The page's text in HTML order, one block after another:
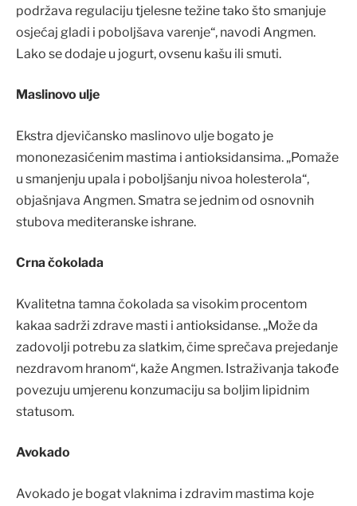
podržava regulaciju tjelesne težine tako što smanjuje
osjećaj gladi i poboljšava varenje“, navodi Angmen.
Lako se dodaje u jogurt, ovsenu kašu ili smuti.
Maslinovo ulje
Ekstra djevičansko maslinovo ulje bogato je
mononezasićenim mastima i antioksidansima. „Pomaže
u smanjenju upala i poboljšanju nivoa holesterola“,
objašnjava Angmen. Smatra se jednim od osnovnih
stubova mediteranske ishrane.
Crna čokolada
Kvalitetna tamna čokolada sa visokim procentom
kakaa sadrži zdrave masti i antioksidanse. „Može da
zadovolji potrebu za slatkim, čime sprečava prejedanje
nezdravom hranom“, kaže Angmen. Istraživanja takođe
povezuju umjerenu konzumaciju sa boljim lipidnim
statusom.
Avokado
Avokado je bogat vlaknima i zdravim mastima koje